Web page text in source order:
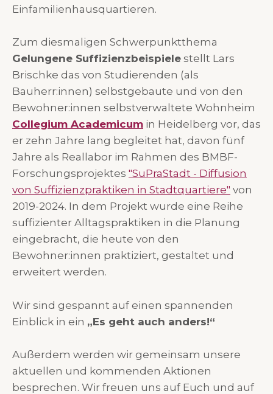
Einfamilienhausquartieren.
Zum diesmaligen Schwerpunktthema
Gelungene Suffizienzbeispiele stellt Lars
Brischke das von Studierenden (als
Bauherr:innen) selbstgebaute und von den
Bewohner:innen selbstverwaltete Wohnheim
Collegium Academicum in Heidelberg vor, das
er zehn Jahre lang begleitet hat, davon fünf
Jahre als Reallabor im Rahmen des BMBF-
Forschungsprojektes "SuPraStadt - Diffusion
von Suffizienzpraktiken in Stadtquartiere" von
2019-2024. In dem Projekt wurde eine Reihe
suffizienter Alltagspraktiken in die Planung
eingebracht, die heute von den
Bewohner:innen praktiziert, gestaltet und
erweitert werden.
Wir sind gespannt auf einen spannenden
Einblick in ein „Es geht auch anders!“
Außerdem werden wir gemeinsam unsere
aktuellen und kommenden Aktionen
besprechen. Wir freuen uns auf Euch und auf